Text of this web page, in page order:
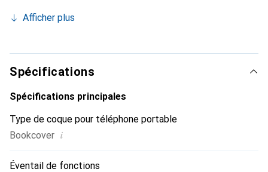
et indispensable de votre smartphone. Reconnu
marque Noreve est un choix sûr pour une clientèle
exigeante.
Afficher plus
Spécifications
Spécifications principales
Type de coque pour téléphone portable
Bookcover i
Éventail de fonctions